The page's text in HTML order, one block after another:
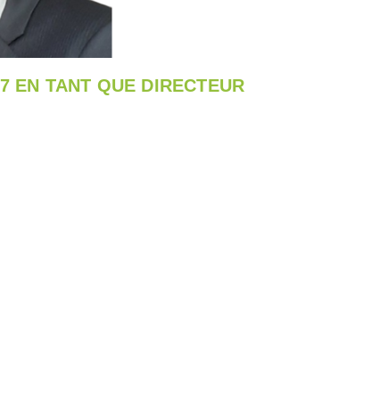
EN TANT QUE DIRECTEUR